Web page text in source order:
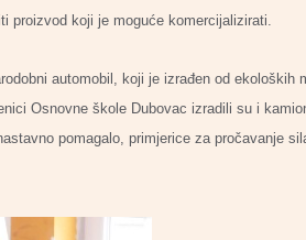
proizvod koji je moguće komercijalizirati.
automobil, koji je izrađen od ekoloških
Osnovne škole Dubovac izradili su i
pomagalo, primjerice za pročavanje